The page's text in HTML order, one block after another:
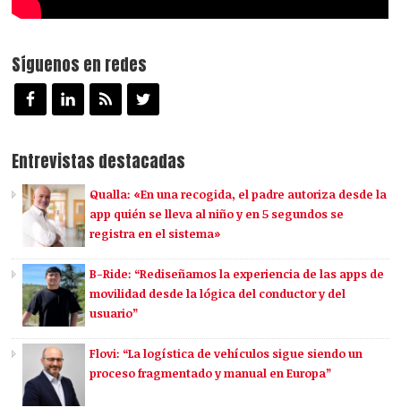
Síguenos en redes
Entrevistas destacadas
Qualla: «En una recogida, el padre autoriza desde la
app quién se lleva al niño y en 5 segundos se
registra en el sistema»
B-Ride: “Rediseñamos la experiencia de las apps de
movilidad desde la lógica del conductor y del
usuario”
Flovi: “La logística de vehículos sigue siendo un
proceso fragmentado y manual en Europa”